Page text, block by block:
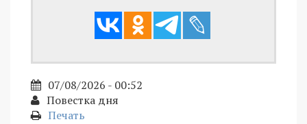
07/08/2026 - 00:52
Повестка дня
Печать